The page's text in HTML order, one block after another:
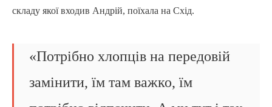
складу якої входив Андрій, поїхала на Схід.
«Потрібно хлопців на передовій
замінити, їм там важко, їм